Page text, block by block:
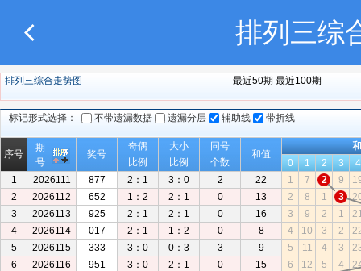
排列三综
排列三综合走势图 最近50期 最近100期
标记形式选择： 不带遗漏数据 遗漏分层 辅助线 带折线
序号
期
号
奖号
奇偶
比例
大小
比例
同号
个数
和值
0
1 2 3
4
1
2026111 877 2：1 3：0 2 22 1 7 2 9
2
2026112 652 1：2 2：1 0 13 2 8 1 3
3
2026113 925 2：1 2：1 0 16 3 9 2 1
4
2026114 017 2：1 1：2 0 8 4 10 3 2
5
2026115 333 3：0 0：3 3 9 5 11 4 3
6
2026116 951 3：0 2：1 0 15 6 12 5 4